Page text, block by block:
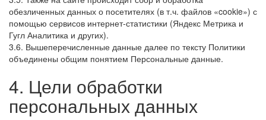
обезличенных данных о посетителях (в т.ч. файлов «cookie») с
помощью сервисов интернет-статистики (Яндекс Метрика и
Гугл Аналитика и других).
3.6. Вышеперечисленные данные далее по тексту Политики
объединены общим понятием Персональные данные.
4. Цели обработки
персональных данных